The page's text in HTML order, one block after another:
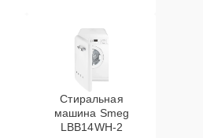
Стиральная
машина Smeg
LBB14WH-2